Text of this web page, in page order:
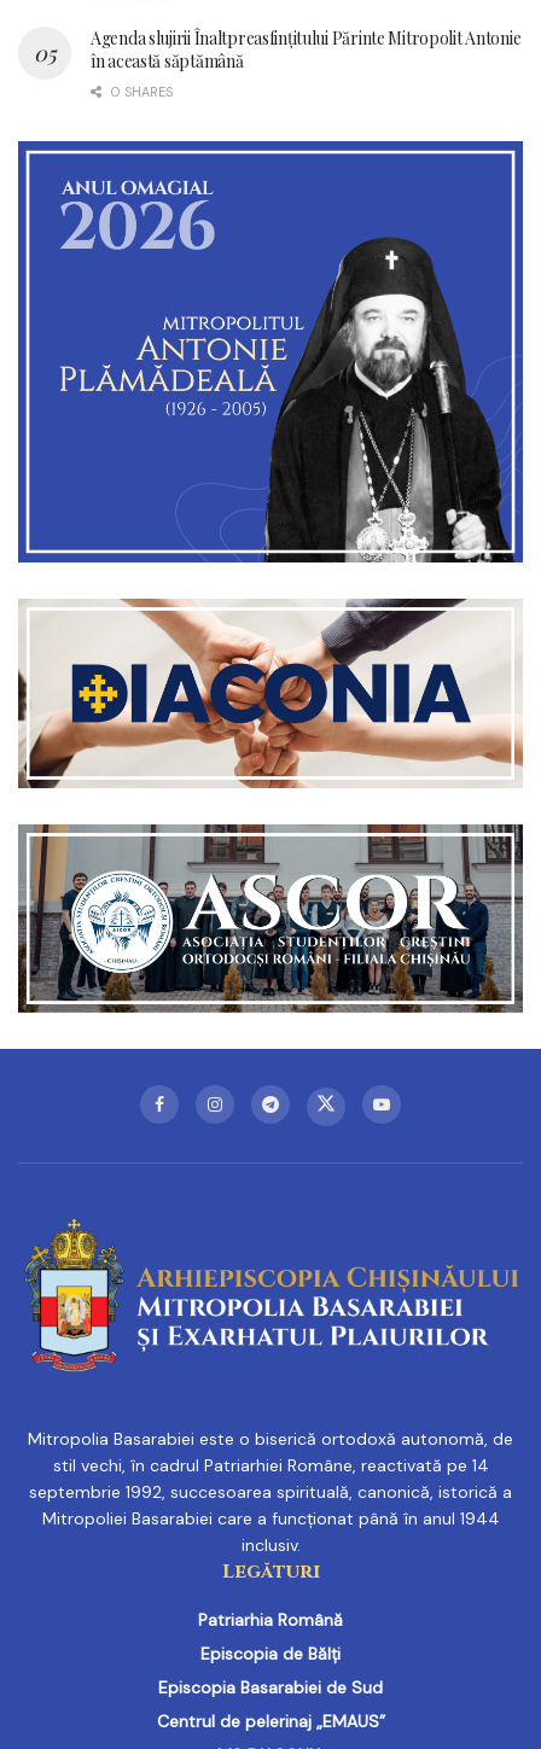
Agenda slujirii Înaltpreasfințitului Părinte Mitropolit Antonie
în această săptămână
0 SHARES
Mitropolia Basarabiei este o biserică ortodoxă autonomă, de
stil vechi, în cadrul Patriarhiei Române, reactivată pe 14
septembrie 1992, succesoarea spirituală, canonică, istorică a
Mitropoliei Basarabiei care a funcționat până în anul 1944
inclusiv.
Legături
Patriarhia Română
Episcopia de Bălți
Episcopia Basarabiei de Sud
Centrul de pelerinaj „EMAUS”